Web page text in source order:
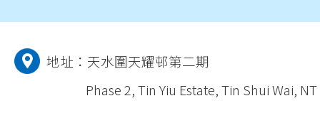
地址： 天水圍天耀邨第二期
Phase 2, Tin Yiu Estate, Tin Shui Wai, NT